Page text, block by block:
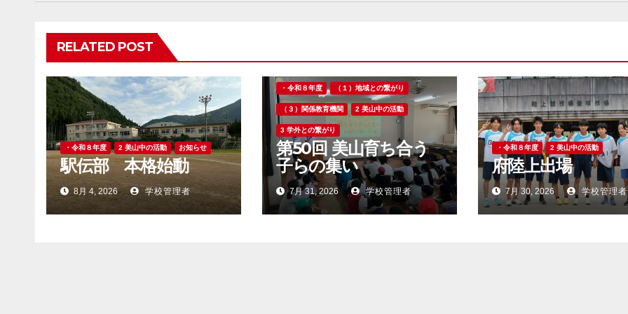
ョ
ン
RELATED POST
・令和８年度 2 美山中の活動 お知らせ
駅伝部 本格始動
8月 4, 2026 学校管理者
・令和８年度 （１）地域との繋がり
（３）関係教育機関 2 美山中の活動
3 学外との繋がり
第50回 美山育ち合う
子らの集い
7月 31, 2026 学校管理者
・令和８年度 2 美山中の活動
府陸上出場
7月 30, 2026 学校管理者